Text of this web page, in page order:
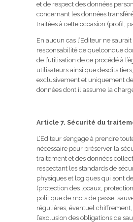
et de respect des données
concernant les données
traitées à cette occasion (profil,
En aucun cas l’Editeur ne
responsabilité de quelconque
de l’utilisation de ce procédé à
utilisateurs ainsi que desdits
exclusivement et uniquement
données dont il assume la
Article 7. Sécurité du
L’Editeur s’engage à prendre
nécessaire pour préserver la
traitement et des données
respectant les standards de
physiques et logiques qui sont
(protection des locaux,
politique de mots de passe,
régulières, éventuel chiffrement,
l’exclusion des obligations de